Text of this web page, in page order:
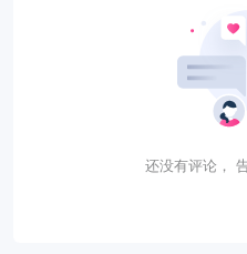
还没有评论，